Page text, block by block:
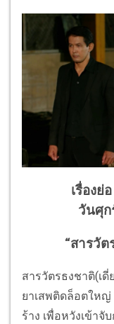
เรื่องย่
วันศุก
“สารวัต
สารวัตรธงชาติ(เ
ยาเสพติดล็อตใหญ่
ร้าง เพื่อหวังเข้าจั